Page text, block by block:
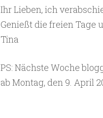
Ihr Lieben, ich
Genießt die freien Tage
Tina
PS: Nächste Woche
ab Montag, den 9. April